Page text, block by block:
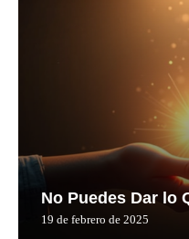
No Puedes Dar lo
19 de febrero de 2025